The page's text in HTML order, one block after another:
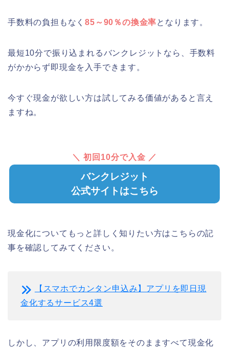
手数料の負担もなく85～90％の換金率となります。
最短10分で振り込まれるバンクレジットなら、手数料
がかからず即現金を入手できます。
今すぐ現金が欲しい方は試してみる価値があると言え
ますね。
＼ 初回10分で入金 ／
バンクレジット
公式サイトはこちら
現金化についてもっと詳しく知りたい方はこちらの記
事を確認してみてください。
【スマホでカンタン申込み】アプリを即日現
金化するサービス4選
しかし、アプリの利用限度額をそのまますべて現金化